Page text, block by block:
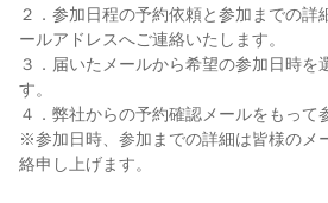
２．参加日程の予約依頼と参加までの詳
ールアドレスへご連絡いたします。
３．届いたメールから希望の参加日時を
す。
４．弊社からの予約確認メールをもって
※参加日時、参加までの詳細は皆様のメ
絡申し上げます。